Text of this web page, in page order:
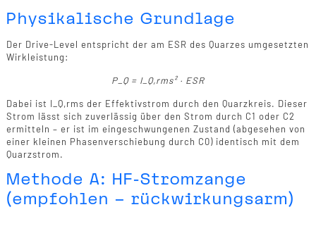
Physikalische Grundlage
Der Drive-Level entspricht der am ESR des Quarzes umgesetzten
Wirkleistung:
P_Q = I_Q,rms² · ESR
Dabei ist I_Q,rms der Effektivstrom durch den Quarzkreis. Dieser
Strom lässt sich zuverlässig über den Strom durch C1 oder C2
ermitteln – er ist im eingeschwungenen Zustand (abgesehen von
einer kleinen Phasenverschiebung durch C0) identisch mit dem
Quarzstrom.
Methode A: HF-Stromzange
(empfohlen – rückwirkungsarm)